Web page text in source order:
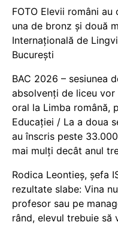
FOTO Elevii români
una de bronz și două
Internațională de
București
BAC 2026 – sesiunea
absolvenți de liceu vor
oral la Limba română,
Educației / La a doua
au înscris peste
mai mulți decât anul
Rodica Leontieș, șefa
rezultate slabe: Vina
profesor sau pe
rând, elevul trebuie să